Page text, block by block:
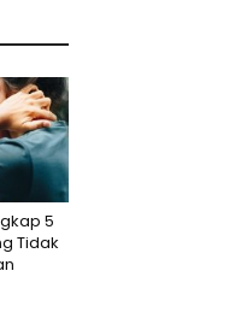
5
Tidak